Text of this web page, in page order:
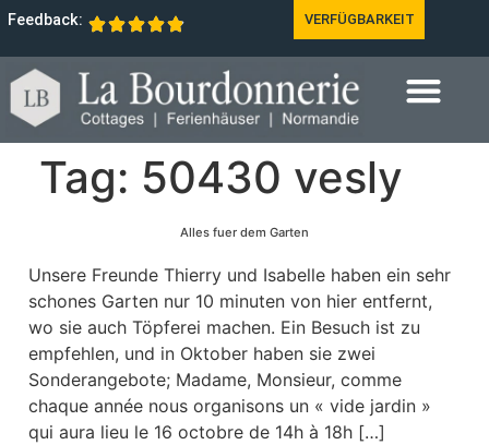
Feedback: VERFÜGBARKEIT
Tag: 50430 vesly
Alles fuer dem Garten
Unsere Freunde Thierry und Isabelle haben ein sehr
schones Garten nur 10 minuten von hier entfernt,
wo sie auch Töpferei machen. Ein Besuch ist zu
empfehlen, und in Oktober haben sie zwei
Sonderangebote; Madame, Monsieur, comme
chaque année nous organisons un « vide jardin »
qui aura lieu le 16 octobre de 14h à 18h […]